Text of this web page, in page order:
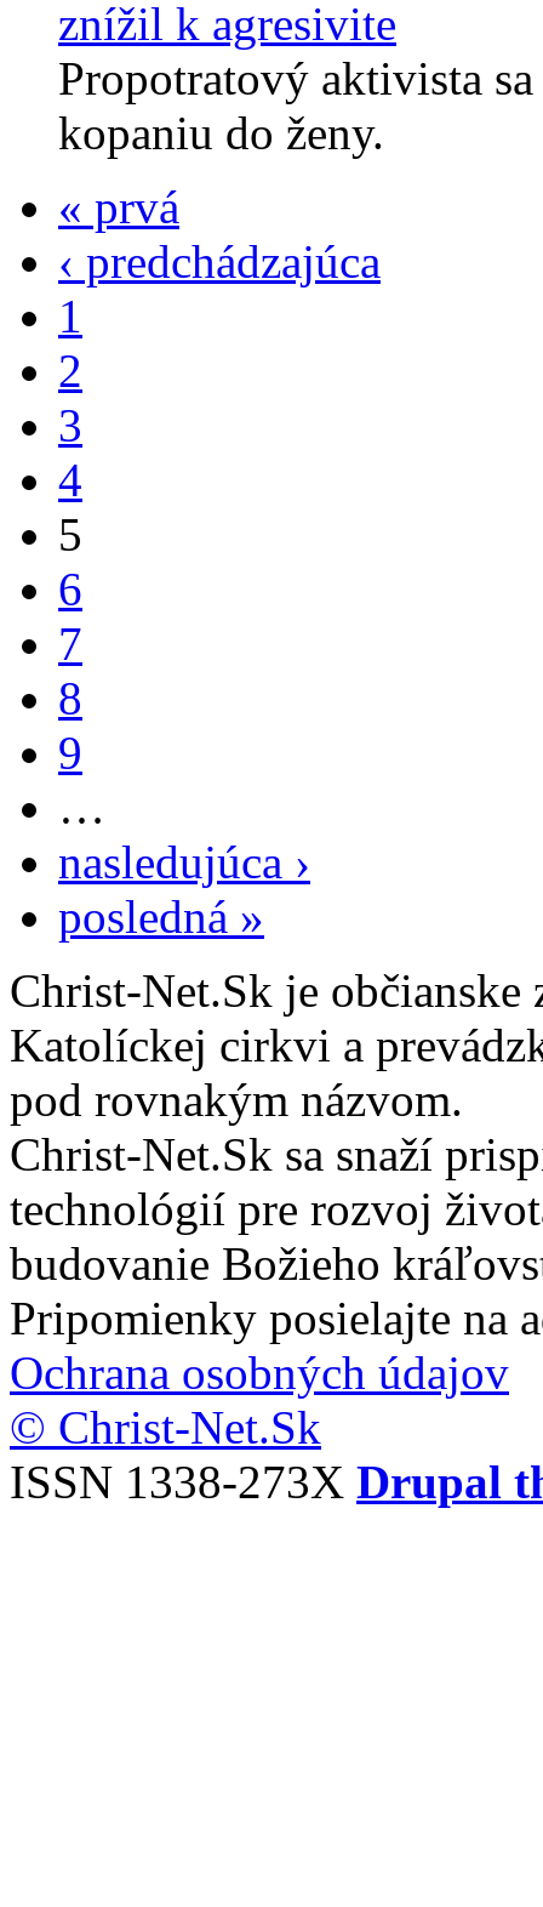
znížil k agresivite
Propotratový aktivista
kopaniu do ženy.
« prvá
‹ predchádzajúca
1
2
3
4
5
6
7
8
9
…
nasledujúca ›
posledná »
Christ-Net.Sk je
Katolíckej cirkvi a
pod rovnakým názvom.
Christ-Net.Sk sa snaží
technológií pre rozvoj
budovanie Božieho
Pripomienky posielajte na
Ochrana osobných údajov
© Christ-Net.Sk
ISSN 1338-273X Drupal